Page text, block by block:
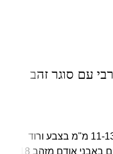
עם סוגר זהב
מחרוזת עם פנינים גדולות בגודל 11-13.5 מ"מ בצבע ורוד
ברבי עם סוגר ושני רונדלים משובצים באבני אודם מזהב 18